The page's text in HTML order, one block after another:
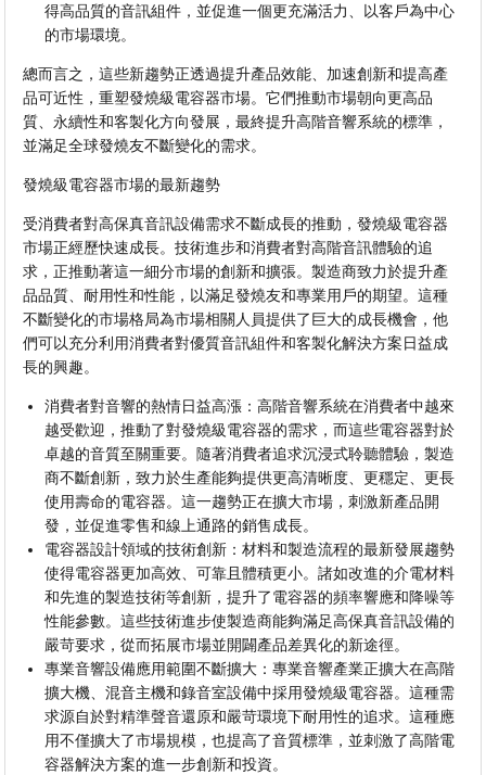
得高品質的音訊組件，並促進一個更充滿活力、以客戶為中心
的市場環境。
總而言之，這些新趨勢正透過提升產品效能、加速創新和提高產
品可近性，重塑發燒級電容器市場。它們推動市場朝向更高品
質、永續性和客製化方向發展，最終提升高階音響系統的標準，
並滿足全球發燒友不斷變化的需求。
發燒級電容器市場的最新趨勢
受消費者對高保真音訊設備需求不斷成長的推動，發燒級電容器
市場正經歷快速成長。技術進步和消費者對高階音訊體驗的追
求，正推動著這一細分市場的創新和擴張。製造商致力於提升產
品品質、耐用性和性能，以滿足發燒友和專業用戶的期望。這種
不斷變化的市場格局為市場相關人員提供了巨大的成長機會，他
們可以充分利用消費者對優質音訊組件和客製化解決方案日益成
長的興趣。
消費者對音響的熱情日益高漲：高階音響系統在消費者中越來
越受歡迎，推動了對發燒級電容器的需求，而這些電容器對於
卓越的音質至關重要。隨著消費者追求沉浸式聆聽體驗，製造
商不斷創新，致力於生產能夠提供更高清晰度、更穩定、更長
使用壽命的電容器。這一趨勢正在擴大市場，刺激新產品開
發，並促進零售和線上通路的銷售成長。
電容器設計領域的技術創新：材料和製造流程的最新發展趨勢
使得電容器更加高效、可靠且體積更小。諸如改進的介電材料
和先進的製造技術等創新，提升了電容器的頻率響應和降噪等
性能參數。這些技術進步使製造商能夠滿足高保真音訊設備的
嚴苛要求，從而拓展市場並開闢產品差異化的新途徑。
專業音響設備應用範圍不斷擴大：專業音響產業正擴大在高階
擴大機、混音主機和錄音室設備中採用發燒級電容器。這種需
求源自於對精準聲音還原和嚴苛環境下耐用性的追求。這種應
用不僅擴大了市場規模，也提高了音質標準，並刺激了高階電
容器解決方案的進一步創新和投資。